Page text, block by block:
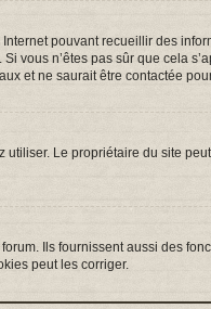
pouvant recueillir des
vous n’êtes pas sûr que cela
et ne saurait être contactée
Le propriétaire du site
Ils fournissent aussi des
peut les corriger.